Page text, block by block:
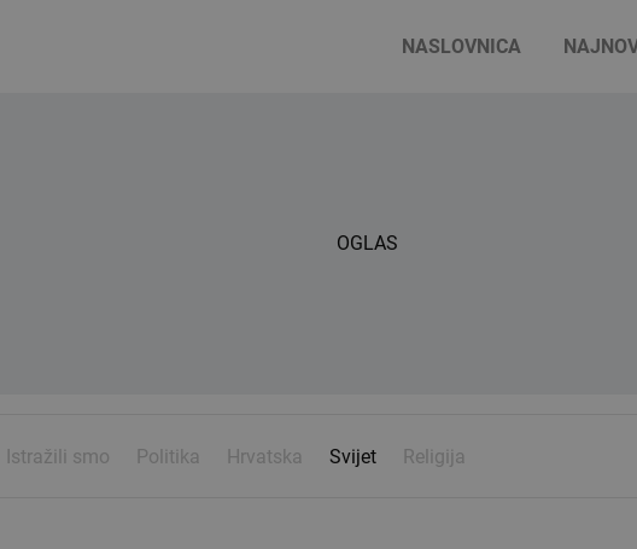
NASLOVNICA
OGLAS
Istražili smo Politika Hrvatska Svijet Religija